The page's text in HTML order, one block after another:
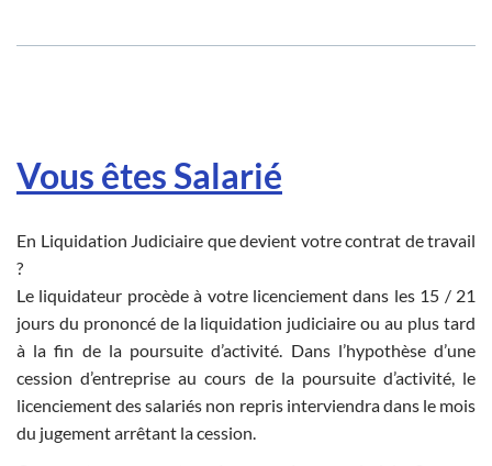
Vous êtes Salarié
En Liquidation Judiciaire que devient votre contrat de travail
?
Le liquidateur procède à votre licenciement dans les 15 / 21
jours du prononcé de la liquidation judiciaire ou au plus tard
à la fin de la poursuite d’activité. Dans l’hypothèse d’une
cession d’entreprise au cours de la poursuite d’activité, le
licenciement des salariés non repris interviendra dans le mois
du jugement arrêtant la cession.